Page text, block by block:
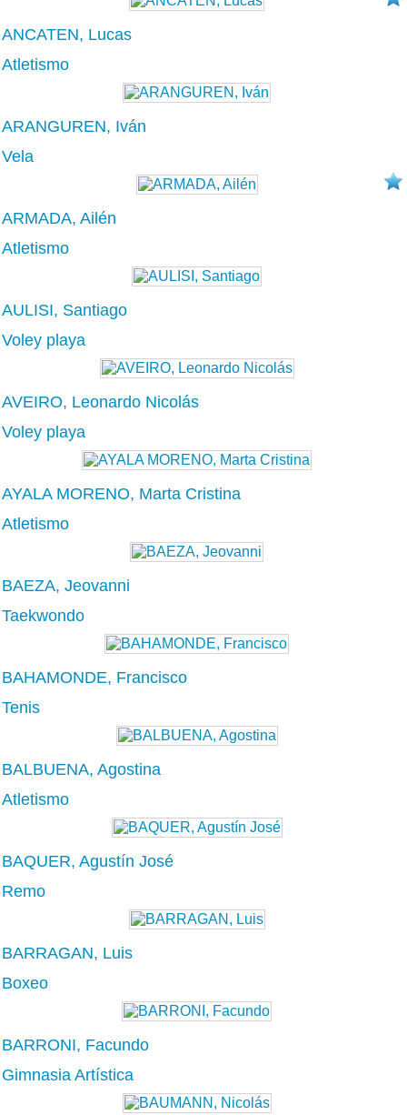
ANCATEN, Lucas
Atletismo
ARANGUREN, Iván
Vela
ARMADA, Ailén
Atletismo
AULISI, Santiago
Voley playa
AVEIRO, Leonardo Nicolás
Voley playa
AYALA MORENO, Marta Cristina
Atletismo
BAEZA, Jeovanni
Taekwondo
BAHAMONDE, Francisco
Tenis
BALBUENA, Agostina
Atletismo
BAQUER, Agustín José
Remo
BARRAGAN, Luis
Boxeo
BARRONI, Facundo
Gimnasia Artística